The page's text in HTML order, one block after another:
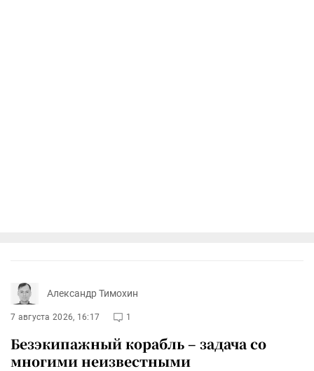
Александр Тимохин
7 августа 2026, 16:17 1
Безэкипажный корабль – задача со
многими неизвестными